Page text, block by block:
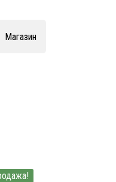
Магазин